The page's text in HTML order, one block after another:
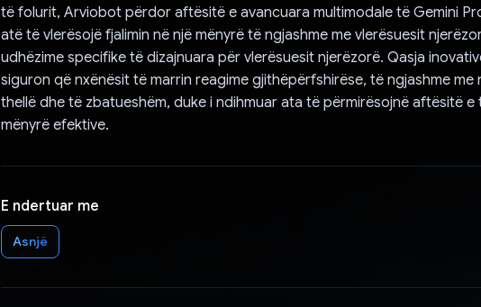
të folurit, Arviobot përdor aftësitë e avancuara multimodale të Gemini
atë të vlerësojë fjalimin në një mënyrë të ngjashme me vlerësuesit
udhëzime specifike të dizajnuara për vlerësuesit njerëzorë. Qasja
siguron që nxënësit të marrin reagime gjithëpërfshirëse, të ngjashme me
thellë dhe të zbatueshëm, duke i ndihmuar ata të përmirësojnë aftësitë e
mënyrë efektive.
E ndertuar me
Asnjë